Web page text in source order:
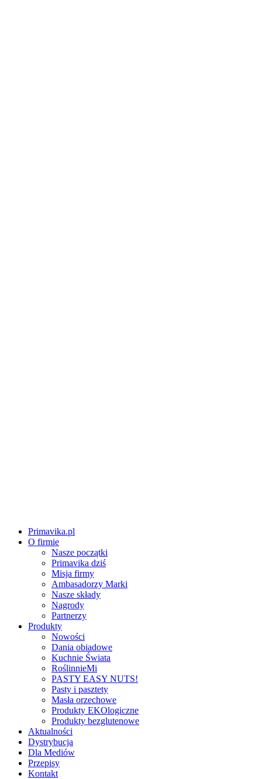
Primavika.pl
O firmie
Nasze początki
Primavika dziś
Misja firmy
Ambasadorzy Marki
Nasze składy
Nagrody
Partnerzy
Produkty
Nowości
Dania obiadowe
Kuchnie Świata
RoślinnieMi
PASTY EASY NUTS!
Pasty i pasztety
Masła orzechowe
Produkty EKOlogiczne
Produkty bezglutenowe
Aktualności
Dystrybucja
Dla Mediów
Przepisy
Kontakt